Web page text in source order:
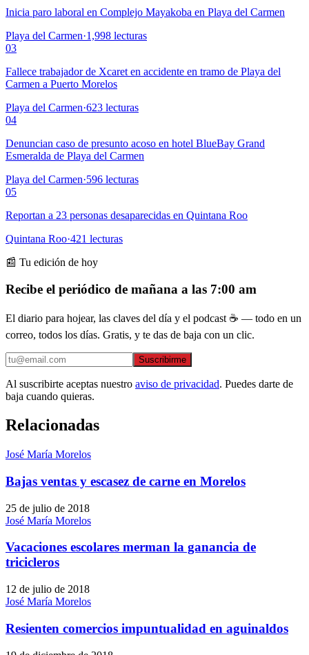
Inicia paro laboral en Complejo Mayakoba en Playa del Carmen
Playa del Carmen·1,998 lecturas
03
Fallece trabajador de Xcaret en accidente en tramo de Playa del
Carmen a Puerto Morelos
Playa del Carmen·623 lecturas
04
Denuncian caso de presunto acoso en hotel BlueBay Grand
Esmeralda de Playa del Carmen
Playa del Carmen·596 lecturas
05
Reportan a 23 personas desaparecidas en Quintana Roo
Quintana Roo·421 lecturas
📰 Tu edición de hoy
Recibe el periódico de mañana a las 7:00 am
El diario para hojear, las claves del día y el podcast ☕ — todo en un
correo, todos los días. Gratis, y te das de baja con un clic.
Suscribirme
Al suscribirte aceptas nuestro aviso de privacidad. Puedes darte de
baja cuando quieras.
Relacionadas
José María Morelos
Bajas ventas y escasez de carne en Morelos
25 de julio de 2018
José María Morelos
Vacaciones escolares merman la ganancia de
tricicleros
12 de julio de 2018
José María Morelos
Resienten comercios impuntualidad en aguinaldos